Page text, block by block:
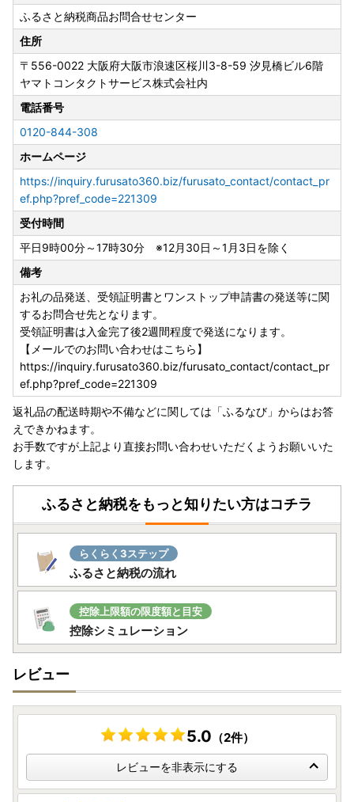
ふるさと納税商品お問合せセンター
住所
〒556-0022 大阪府大阪市浪速区桜川3-8-59 汐見橋ビル6階
ヤマトコンタクトサービス株式会社内
電話番号
0120-844-308
ホームページ
https://inquiry.furusato360.biz/furusato_contact/contact_pr
ef.php?pref_code=221309
受付時間
平日9時00分～17時30分 ※12月30日～1月3日を除く
備考
お礼の品発送、受領証明書とワンストップ申請書の発送等に関
するお問合せ先となります。
受領証明書は入金完了後2週間程度で発送になります。
【メールでのお問い合わせはこちら】
https://inquiry.furusato360.biz/furusato_contact/contact_pr
ef.php?pref_code=221309
返礼品の配送時期や不備などに関しては「ふるなび」からはお答
えできかねます。
お手数ですが上記より直接お問い合わせいただくようお願いいた
します。
ふるさと納税をもっと知りたい方はコチラ
らくらく3ステップ
ふるさと納税の流れ
控除上限額の限度額と目安
控除シミュレーション
レビュー
5.0 （2件）
レビューを非表示にする